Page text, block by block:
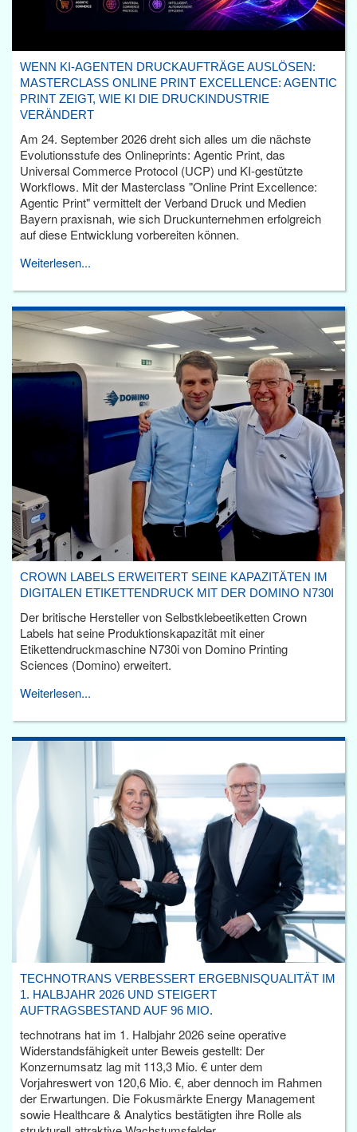
WENN KI-AGENTEN DRUCKAUFTRÄGE AUSLÖSEN:
MASTERCLASS ONLINE PRINT EXCELLENCE: AGENTIC
PRINT ZEIGT, WIE KI DIE DRUCKINDUSTRIE
VERÄNDERT
Am 24. September 2026 dreht sich alles um die nächste
Evolutionsstufe des Onlineprints: Agentic Print, das
Universal Commerce Protocol (UCP) und KI-gestützte
Workflows. Mit der Masterclass "Online Print Excellence:
Agentic Print" vermittelt der Verband Druck und Medien
Bayern praxisnah, wie sich Druckunternehmen erfolgreich
auf diese Entwicklung vorbereiten können.
Weiterlesen...
CROWN LABELS ERWEITERT SEINE KAPAZITÄTEN IM
DIGITALEN ETIKETTENDRUCK MIT DER DOMINO N730I
Der britische Hersteller von Selbstklebeetiketten Crown
Labels hat seine Produktionskapazität mit einer
Etikettendruckmaschine N730i von Domino Printing
Sciences (Domino) erweitert.
Weiterlesen...
TECHNOTRANS VERBESSERT ERGEBNISQUALITÄT IM
1. HALBJAHR 2026 UND STEIGERT
AUFTRAGSBESTAND AUF 96 MIO.
technotrans hat im 1. Halbjahr 2026 seine operative
Widerstandsfähigkeit unter Beweis gestellt: Der
Konzernumsatz lag mit 113,3 Mio. € unter dem
Vorjahreswert von 120,6 Mio. €, aber dennoch im Rahmen
der Erwartungen. Die Fokusmärkte Energy Management
sowie Healthcare & Analytics bestätigten ihre Rolle als